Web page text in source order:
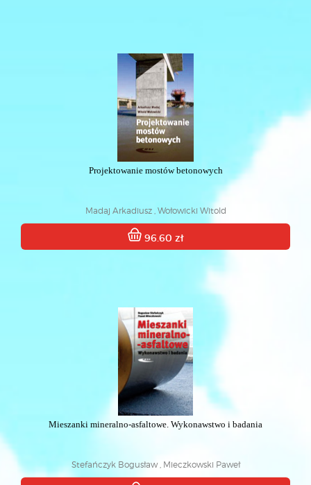
Projektowanie mostów betonowych
Madaj Arkadiusz , Wołowicki Witold
96.60 zł
Mieszanki mineralno-asfaltowe. Wykonawstwo i badania
Stefańczyk Bogusław , Mieczkowski Paweł